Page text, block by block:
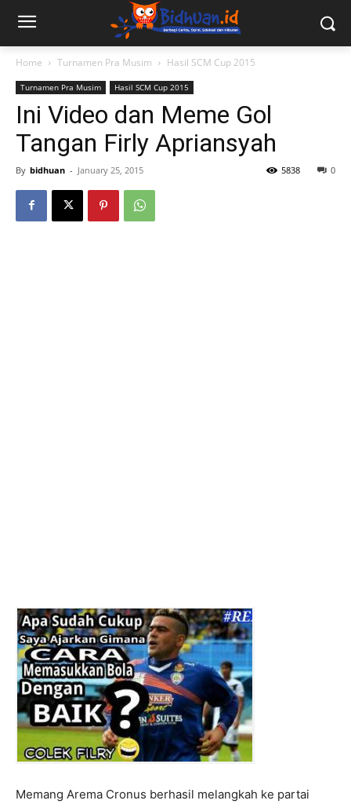
Home Turnamen Pra Musim Hasil SCM Cup 2015
Turnamen Pra Musim Hasil SCM Cup 2015
Ini Video dan Meme Gol
Tangan Firly Apriansyah
By bidhuan - January 25, 2015 0
5838
Memang Arema Cronus berhasil melangkah ke partai